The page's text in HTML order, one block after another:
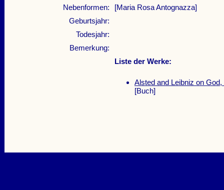
Nebenformen:
[Maria Rosa Antognazza]
Geburtsjahr:
Todesjahr:
Bemerkung:
Liste der Werke:
Alsted and Leibniz on
[Buch]